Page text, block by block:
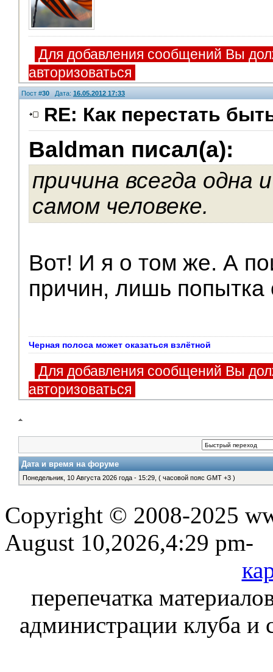
Для добавления сообщений Вы
авторизоваться
Пост #30 Дата: 16.05.2012 17:33
RE: Как перестать
Baldman писал(а):
причина всегда одна
самом человеке.
Вот! И я о том же. А
причин, лишь попытка
Помощники
Черная полоса может оказаться взлётной
Для добавления сообщений Вы
авторизоваться
Дата и время на форуме
Понедельник, 10 Августа 2026 года - 15:29, ( часовой пояс GMT +3 )
Copyright © 2008-2025
August 10,2026,4:29 pm-
перепечатка
администрации клуба и